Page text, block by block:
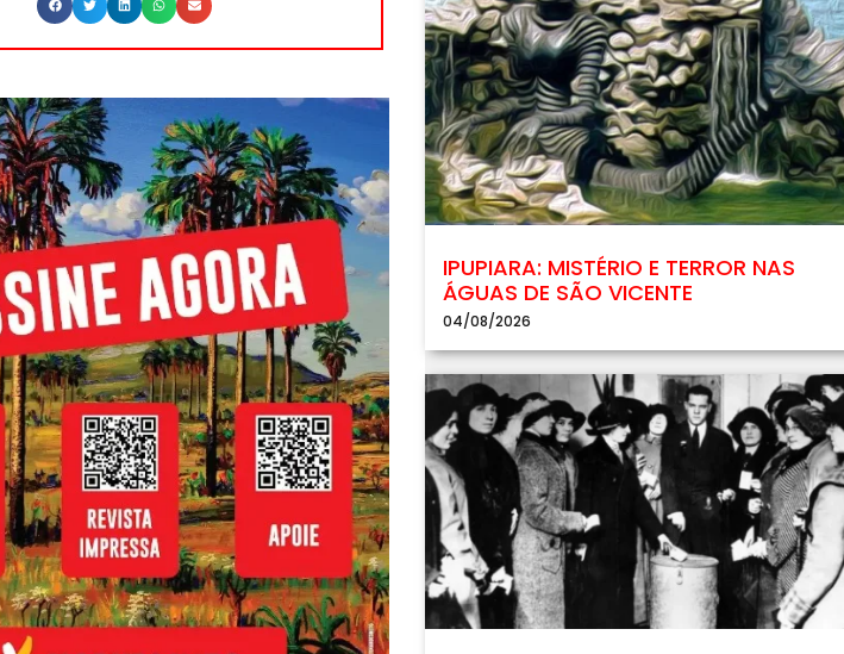
IPUPIARA: MISTÉRIO E TERROR NAS
ÁGUAS DE SÃO VICENTE
04/08/2026